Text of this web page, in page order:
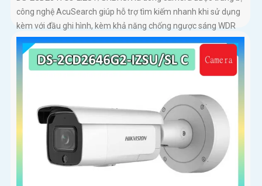
công nghệ AcuSearch giúp hỗ trợ tìm kiếm nhanh khi sử dụng
kèm với đầu ghi hình, kèm khả năng chống ngược sáng WDR
130dB, trang bị micro kép và loa hỗ trợ đàm thoại 2 chiều, ống
kính 4